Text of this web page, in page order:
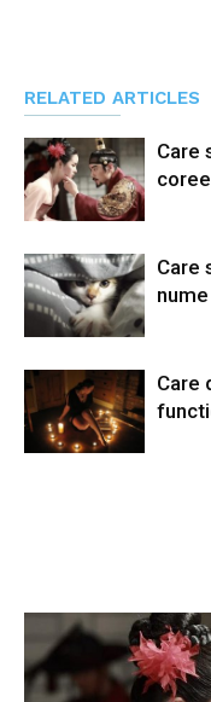
RELATED ARTICLES
Care
Care
Care